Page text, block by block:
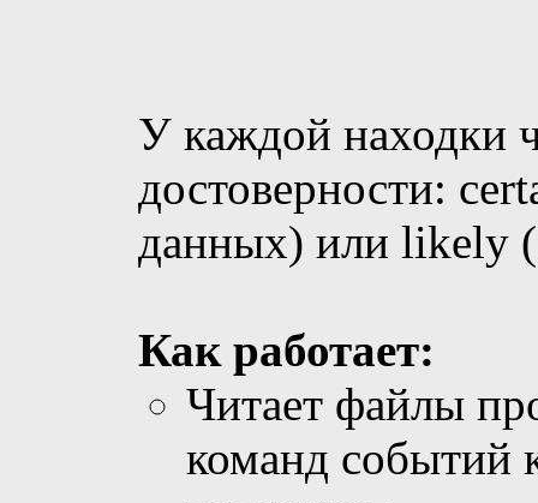
У каждой находки
достоверности:
данных) или likely
Как работает:
Читает файлы
команд